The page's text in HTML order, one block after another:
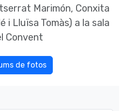
Marimón, Conxita
i Lluïsa Tomàs) a la sala
Convent
de fotos